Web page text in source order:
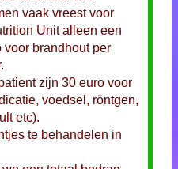
vaak vreest voor
Unit alleen een
brandhout per
zijn 30 euro voor
voedsel, röntgen,
etc).
te behandelen in